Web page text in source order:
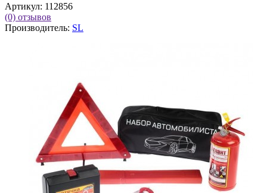
Артикул: 112856
(0) отзывов
Производитель: SL